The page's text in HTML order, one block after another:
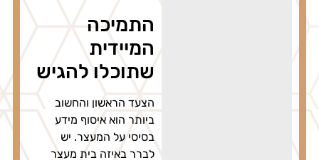
התמיכה
המיידית
שתוכלו להגיש
הצעד הראשון והחשוב
ביותר הוא איסוף מידע
בסיסי על המעצר. יש
לברר באיזה בית מעצר